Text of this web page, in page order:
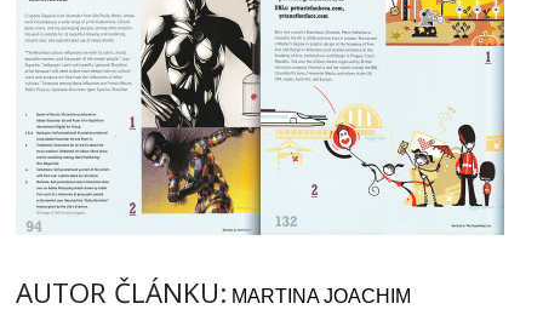
AUTOR ČLÁNKU: MARTINA JOACHIM